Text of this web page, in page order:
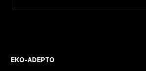
EKO-ADEPTO